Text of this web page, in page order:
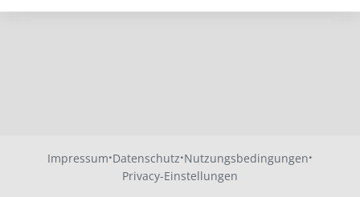
Impressum·Datenschutz·Nutzungsbedingungen·
Privacy-Einstellungen